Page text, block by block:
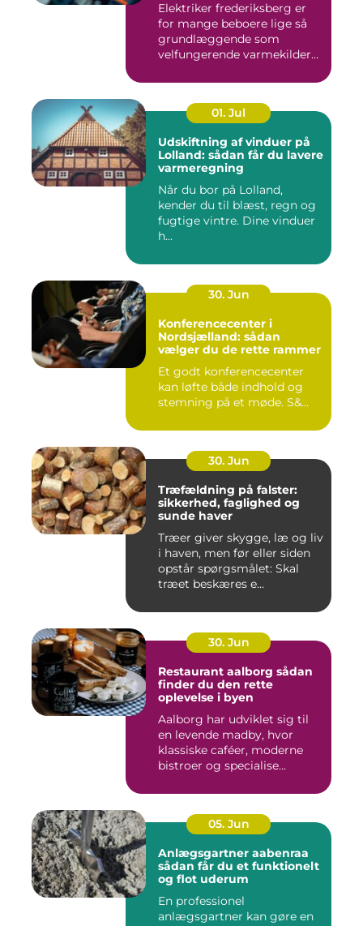
Elektriker frederiksberg er
for mange beboere lige så
grundlæggende som
velfungerende varmekilder
01. Jul
Udskiftning af vinduer på
Lolland: sådan får du lavere
varmeregning
Når du bor på Lolland,
kender du til blæst, regn og
fugtige vintre. Dine vinduer
h...
30. Jun
Konferencecenter i
Nordsjælland: sådan
vælger du de rette rammer
Et godt konferencecenter
kan løfte både indhold og
stemning på et møde. S&...
30. Jun
Træfældning på falster:
sikkerhed, faglighed og
sunde haver
Træer giver skygge, læ og liv
i haven, men før eller siden
opstår spørgsmålet: Skal
træet beskæres e...
30. Jun
Restaurant aalborg sådan
finder du den rette
oplevelse i byen
Aalborg har udviklet sig til
en levende madby, hvor
klassiske caféer, moderne
bistroer og specialise...
05. Jun
Anlægsgartner aabenraa
sådan får du et funktionelt
og flot uderum
En professionel
anlægsgartner kan gøre en